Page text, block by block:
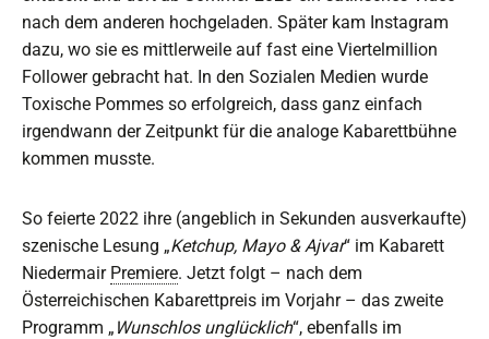
nach dem anderen hochgeladen. Später kam Instagram
dazu, wo sie es mittlerweile auf fast eine Viertelmillion
Follower gebracht hat. In den Sozialen Medien wurde
Toxische Pommes so erfolgreich, dass ganz einfach
irgendwann der Zeitpunkt für die analoge Kabarettbühne
kommen musste.
So feierte 2022 ihre (angeblich in Sekunden ausverkaufte)
szenische Lesung „Ketchup, Mayo & Ajvar“ im Kabarett
Niedermair Premiere. Jetzt folgt – nach dem
Österreichischen Kabarettpreis im Vorjahr – das zweite
Programm „ Wunschlos unglücklich“, ebenfalls im